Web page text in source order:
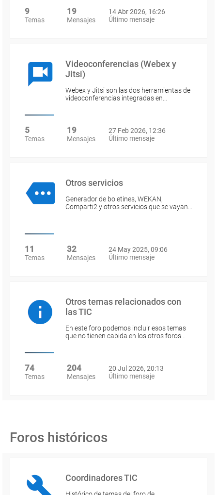
9
Temas
19
Mensajes
14 Abr 2026, 16:26
Último mensaje
Videoconferencias (Webex y
Jitsi)
Webex y Jitsi son las dos herramientas de
videoconferencias integradas en…
5
Temas
19
Mensajes
27 Feb 2026, 12:36
Último mensaje
Otros servicios
Generador de boletines, WEKAN,
Comparti2 y otros servicios que se vayan…
11
Temas
32
Mensajes
24 May 2025, 09:06
Último mensaje
Otros temas relacionados con
las TIC
En este foro podemos incluir esos temas
que no tienen cabida en los otros foros…
74
Temas
204
Mensajes
20 Jul 2026, 20:13
Último mensaje
Foros históricos
Coordinadores TIC